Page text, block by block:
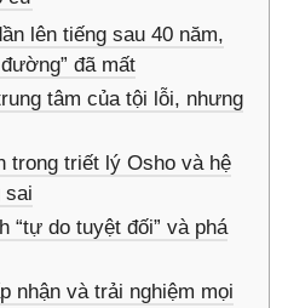
lên tiếng sau 40 năm,
đã mất
tâm của tội lỗi, nhưng
trong triết lý Osho và hệ
sai
“tự do tuyệt đối” và phá
nhận và trải nghiệm mọi